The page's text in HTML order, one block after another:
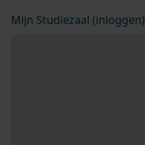
Mijn Studiezaal (inloggen)